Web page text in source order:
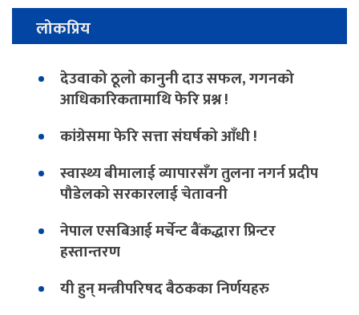
लोकप्रिय
देउवाको ठूलो कानुनी दाउ सफल, गगनको
आधिकारिकतामाथि फेरि प्रश्न !
कांग्रेसमा फेरि सत्ता संघर्षको आँधी !
स्वास्थ्य बीमालाई व्यापारसँग तुलना नगर्न प्रदीप
पौडेलको सरकारलाई चेतावनी
नेपाल एसबिआई मर्चेन्ट बैंकद्धारा प्रिन्टर
हस्तान्तरण
यी हुन् मन्त्रीपरिषद बैठकका निर्णयहरु